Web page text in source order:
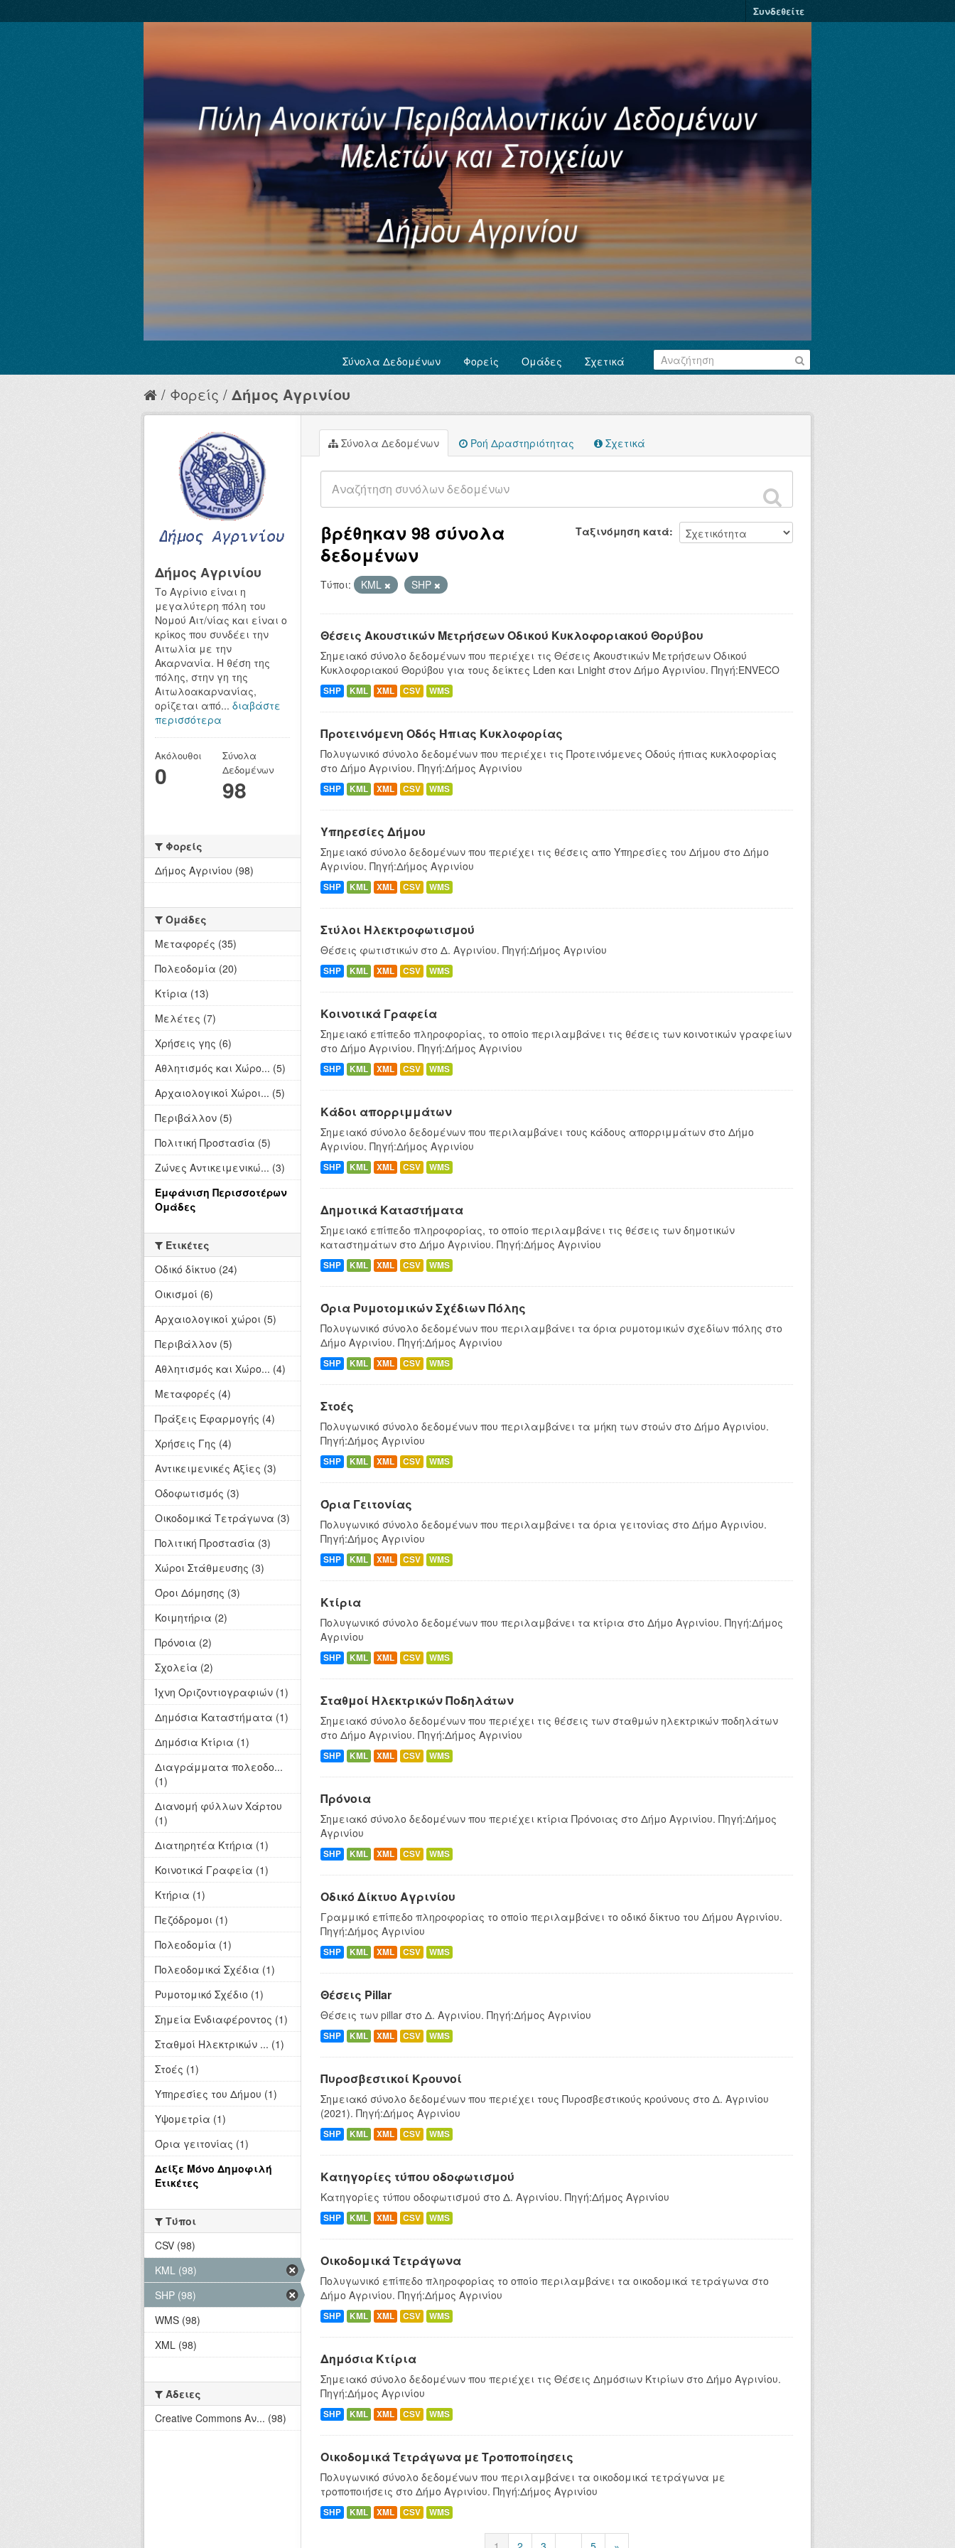
Συνδεθείτε
Σύνολα Δεδομένων Φορείς Ομάδες Σχετικά
Φορείς Δήμος Αγρινίου
Σύνολα Δεδομένων Ροή Δραστηριότητας Σχετικά
Ταξινόμηση κατά
βρέθηκαν 98 σύνολα
δεδομένων
Τύποι: KML SHP
Θέσεις Ακουστικών Μετρήσεων Οδικού Κυκλοφοριακού Θορύβου
Σημειακό σύνολο δεδομένων που περιέχει τις Θέσεις Ακουστικών Μετρήσεων Οδικού
Κυκλοφοριακού Θορύβου για τους δείκτες Lden και Lnight στον Δήμο Αγρινίου. Πηγή:ENVECO
SHP KML XML CSV WMS
Προτεινόμενη Οδός Ήπιας Κυκλοφορίας
Πολυγωνικό σύνολο δεδομένων που περιέχει τις Προτεινόμενες Οδούς ήπιας κυκλοφορίας
στο Δήμο Αγρινίου. Πηγή:Δήμος Αγρινίου
SHP KML XML CSV WMS
Υπηρεσίες Δήμου
Σημειακό σύνολο δεδομένων που περιέχει τις θέσεις απο Υπηρεσίες του Δήμου στο Δήμο
Αγρινίου. Πηγή:Δήμος Αγρινίου
SHP KML XML CSV WMS
Στύλοι Ηλεκτροφωτισμού
Θέσεις φωτιστικών στο Δ. Αγρινίου. Πηγή:Δήμος Αγρινίου
SHP KML XML CSV WMS
Κοινοτικά Γραφεία
Σημειακό επίπεδο πληροφορίας, το οποίο περιλαμβάνει τις θέσεις των κοινοτικών γραφείων
στο Δήμο Αγρινίου. Πηγή:Δήμος Αγρινίου
SHP KML XML CSV WMS
Κάδοι απορριμμάτων
Σημειακό σύνολο δεδομένων που περιλαμβάνει τους κάδους απορριμμάτων στο Δήμο
Αγρινίου. Πηγή:Δήμος Αγρινίου
SHP KML XML CSV WMS
Δημοτικά Καταστήματα
Σημειακό επίπεδο πληροφορίας, το οποίο περιλαμβάνει τις θέσεις των δημοτικών
καταστημάτων στο Δήμο Αγρινίου. Πηγή:Δήμος Αγρινίου
SHP KML XML CSV WMS
Όρια Ρυμοτομικών Σχέδιων Πόλης
Πολυγωνικό σύνολο δεδομένων που περιλαμβάνει τα όρια ρυμοτομικών σχεδίων πόλης στο
Δήμο Αγρινίου. Πηγή:Δήμος Αγρινίου
SHP KML XML CSV WMS
Στοές
Πολυγωνικό σύνολο δεδομένων που περιλαμβάνει τα μήκη των στοών στο Δήμο Αγρινίου.
Πηγή:Δήμος Αγρινίου
SHP KML XML CSV WMS
Όρια Γειτονίας
Πολυγωνικό σύνολο δεδομένων που περιλαμβάνει τα όρια γειτονίας στο Δήμο Αγρινίου.
Πηγή:Δήμος Αγρινίου
SHP KML XML CSV WMS
Κτίρια
Πολυγωνικό σύνολο δεδομένων που περιλαμβάνει τα κτίρια στο Δήμο Αγρινίου. Πηγή:Δήμος
Αγρινίου
SHP KML XML CSV WMS
Σταθμοί Ηλεκτρικών Ποδηλάτων
Σημειακό σύνολο δεδομένων που περιέχει τις θέσεις των σταθμών ηλεκτρικών ποδηλάτων
στο Δήμο Αγρινίου. Πηγή:Δήμος Αγρινίου
SHP KML XML CSV WMS
Πρόνοια
Σημειακό σύνολο δεδομένων που περιέχει κτίρια Πρόνοιας στο Δήμο Αγρινίου. Πηγή:Δήμος
Αγρινίου
SHP KML XML CSV WMS
Οδικό Δίκτυο Αγρινίου
Γραμμικό επίπεδο πληροφορίας το οποίο περιλαμβάνει το οδικό δίκτυο του Δήμου Αγρινίου.
Πηγή:Δήμος Αγρινίου
SHP KML XML CSV WMS
Θέσεις Pillar
Θέσεις των pillar στο Δ. Αγρινίου. Πηγή:Δήμος Αγρινίου
SHP KML XML CSV WMS
Πυροσβεστικοί Κρουνοί
Σημειακό σύνολο δεδομένων που περιέχει τους Πυροσβεστικούς κρούνους στο Δ. Αγρινίου
(2021). Πηγή:Δήμος Αγρινίου
SHP KML XML CSV WMS
Κατηγορίες τύπου οδοφωτισμού
Κατηγορίες τύπου οδοφωτισμού στο Δ. Αγρινίου. Πηγή:Δήμος Αγρινίου
SHP KML XML CSV WMS
Οικοδομικά Τετράγωνα
Πολυγωνικό επίπεδο πληροφορίας το οποίο περιλαμβάνει τα οικοδομικά τετράγωνα στο
Δήμο Αγρινίου. Πηγή:Δήμος Αγρινίου
SHP KML XML CSV WMS
Δημόσια Κτίρια
Σημειακό σύνολο δεδομένων που περιέχει τις Θέσεις Δημόσιων Κτιρίων στο Δήμο Αγρινίου.
Πηγή:Δήμος Αγρινίου
SHP KML XML CSV WMS
Οικοδομικά Τετράγωνα με Τροποποίησεις
Πολυγωνικό σύνολο δεδομένων που περιλαμβάνει τα οικοδομικά τετράγωνα με
τροποποιήσεις στο Δήμο Αγρινίου. Πηγή:Δήμος Αγρινίου
SHP KML XML CSV WMS
Δήμος Αγρινίου
Το Αγρίνιο είναι η
μεγαλύτερη πόλη του
Νομού Αιτ/νίας και είναι ο
κρίκος που συνδέει την
Αιτωλία με την
Ακαρνανία. Η θέση της
πόλης, στην γη της
Αιτωλοακαρνανίας,
ορίζεται από... διαβάστε
περισσότερα
Ακόλουθοι
0
Σύνολα
Δεδομένων
98
Φορείς
Δήμος Αγρινίου (98)
Ομάδες
Μεταφορές (35)
Πολεοδομία (20)
Κτίρια (13)
Μελέτες (7)
Χρήσεις γης (6)
Αθλητισμός και Χώρο... (5)
Αρχαιολογικοί Χώροι... (5)
Περιβάλλον (5)
Πολιτική Προστασία (5)
Ζώνες Αντικειμενικώ... (3)
Εμφάνιση Περισσοτέρων
Ομάδες
Ετικέτες
Οδικό δίκτυο (24)
Οικισμοί (6)
Αρχαιολογικοί χώροι (5)
Περιβάλλον (5)
Αθλητισμός και Χώρο... (4)
Μεταφορές (4)
Πράξεις Εφαρμογής (4)
Χρήσεις Γης (4)
Αντικειμενικές Αξίες (3)
Οδοφωτισμός (3)
Οικοδομικά Τετράγωνα (3)
Πολιτική Προστασία (3)
Χώροι Στάθμευσης (3)
Όροι Δόμησης (3)
Κοιμητήρια (2)
Πρόνοια (2)
Σχολεία (2)
Ίχνη Οριζοντιογραφιών (1)
Δημόσια Καταστήματα (1)
Δημόσια Κτίρια (1)
Διαγράμματα πολεοδο...
(1)
Διανομή φύλλων Χάρτου
(1)
Διατηρητέα Κτήρια (1)
Κοινοτικά Γραφεία (1)
Κτήρια (1)
Πεζόδρομοι (1)
Πολεοδομία (1)
Πολεοδομικά Σχέδια (1)
Ρυμοτομικό Σχέδιο (1)
Σημεία Ενδιαφέροντος (1)
Σταθμοί Ηλεκτρικών ... (1)
Στοές (1)
Υπηρεσίες του Δήμου (1)
Υψομετρία (1)
Όρια γειτονίας (1)
Δείξε Μόνο Δημοφιλή
Ετικέτες
Τύποι
CSV (98)
KML (98)
SHP (98)
WMS (98)
XML (98)
Άδειες
Creative Commons Αν... (98)